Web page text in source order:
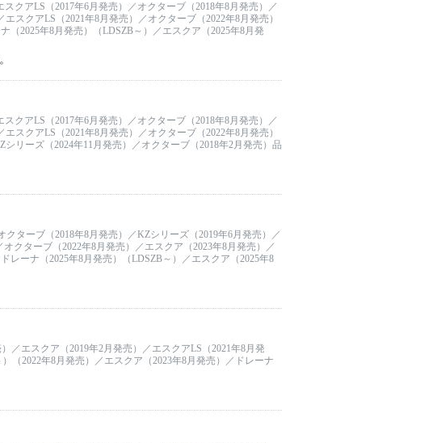
クアLS（2017年6月発売）／オクターブ（2018年8月発売）／
スクアLS（2021年8月発売）／オクターブ（2022年8月発売）
（2025年8月発売）（LDSZB～）／エスクア（2025年8月発
クアLS（2017年6月発売）／オクターブ（2018年8月発売）／
スクアLS（2021年8月発売）／オクターブ（2022年8月発売）
リーズ（2024年11月発売）／オクターブ（2018年2月発売）品
ターブ（2018年8月発売）／KZシリーズ（2019年6月発売）／
クターブ（2022年8月発売）／エスクア（2023年8月発売）／
レーナ（2025年8月発売）（LDSZB～）／エスクア（2025年8
／エスクア（2019年2月発売）／エスクアLS（2021年8月発
（2022年8月発売）／エスクア（2023年8月発売）／ドレーナ